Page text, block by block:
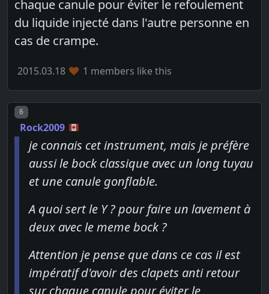
chaque canule pour éviter le refoulement
du liquide injecté dans l'autre personne en
cas de crampe.
2015.03.18 1 members like this
Post number
6
Rock2009
je connais cet instrument, mais je préfère
aussi le bock classique avec un long tuyau
et une canule gonflable.
A quoi sert le Y ? pour faire un lavement à
deux avec le meme bock ?
Attention je pense que dans ce cas il est
impératif d'avoir des clapets anti retour
sur chaque canule pour éviter le